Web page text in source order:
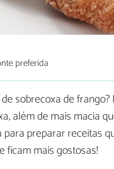
preferida
sobrecoxa de
além de mais macia
preparar receitas
ficam mais gostosas!